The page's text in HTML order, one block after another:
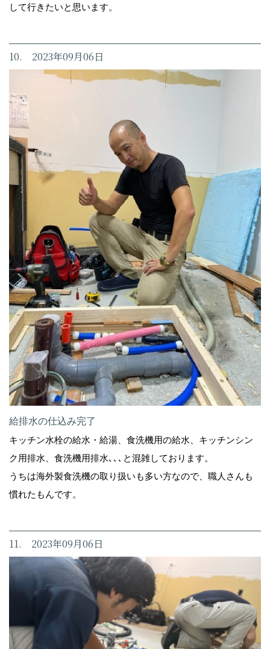
して行きたいと思います。
10. 2023年09月06日
給排水の仕込み完了
キッチン水栓の給水・給湯、食洗機用の給水、キッチンシン
ク用排水、食洗機用排水､､､と混雑しております。
うちは海外製食洗機の取り扱いも多い方なので、職人さんも
慣れたもんです。
11. 2023年09月06日